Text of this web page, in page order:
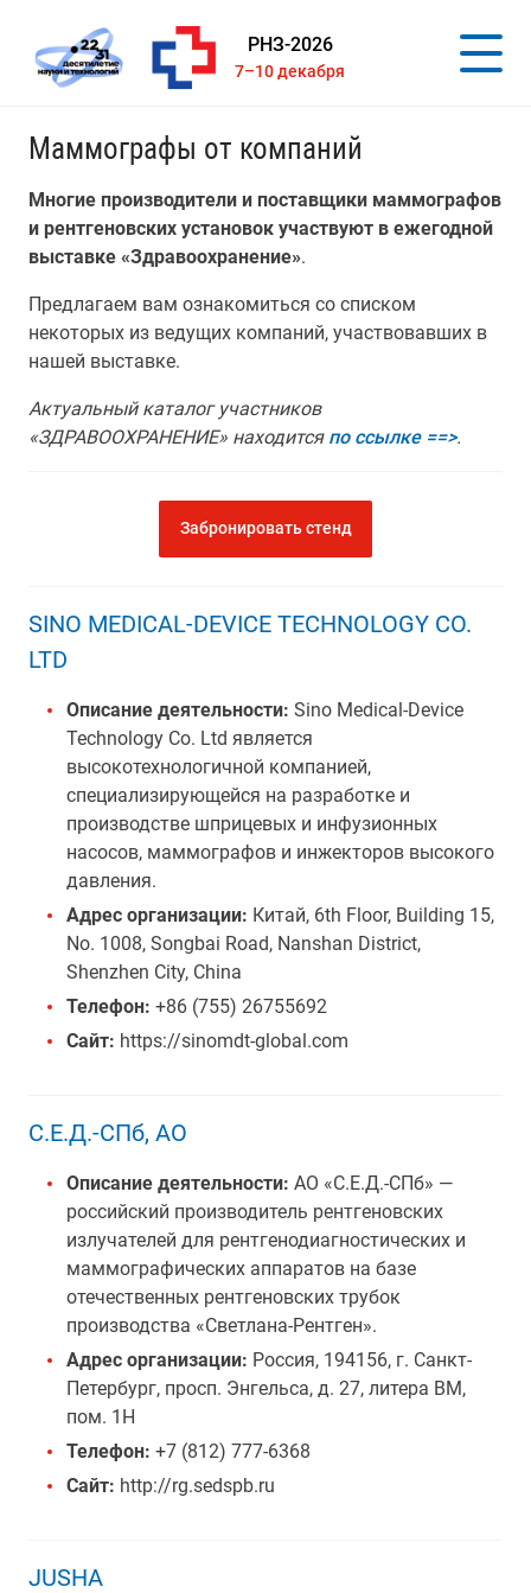
РНЗ-2026
7–10 декабря
Маммографы от компаний
Многие производители и поставщики маммографов
и рентгеновских установок участвуют в ежегодной
выставке «Здравоохранение».
Предлагаем вам ознакомиться со списком
некоторых из ведущих компаний, участвовавших в
нашей выставке.
Актуальный каталог участников
«ЗДРАВООХРАНЕНИЕ» находится по ссылке ==>.
Забронировать стенд
SINO MEDICAL-DEVICE TECHNOLOGY CO.
LTD
Описание деятельности: Sino Medical-Device
Technology Co. Ltd является
высокотехнологичной компанией,
специализирующейся на разработке и
производстве шприцевых и инфузионных
насосов, маммографов и инжекторов высокого
давления.
Адрес организации: Китай, 6th Floor, Building 15,
No. 1008, Songbai Road, Nanshan District,
Shenzhen City, China
Телефон: +86 (755) 26755692
Сайт: https://sinomdt-global.com
С.Е.Д.-СПб, АО
Описание деятельности: АО «С.Е.Д.-СПб» —
российский производитель рентгеновских
излучателей для рентгенодиагностических и
маммографических аппаратов на базе
отечественных рентгеновских трубок
производства «Светлана-Рентген».
Адрес организации: Россия, 194156, г. Санкт-
Петербург, просп. Энгельса, д. 27, литера ВМ,
пом. 1Н
Телефон: +7 (812) 777-6368
Сайт: http://rg.sedspb.ru
JUSHA